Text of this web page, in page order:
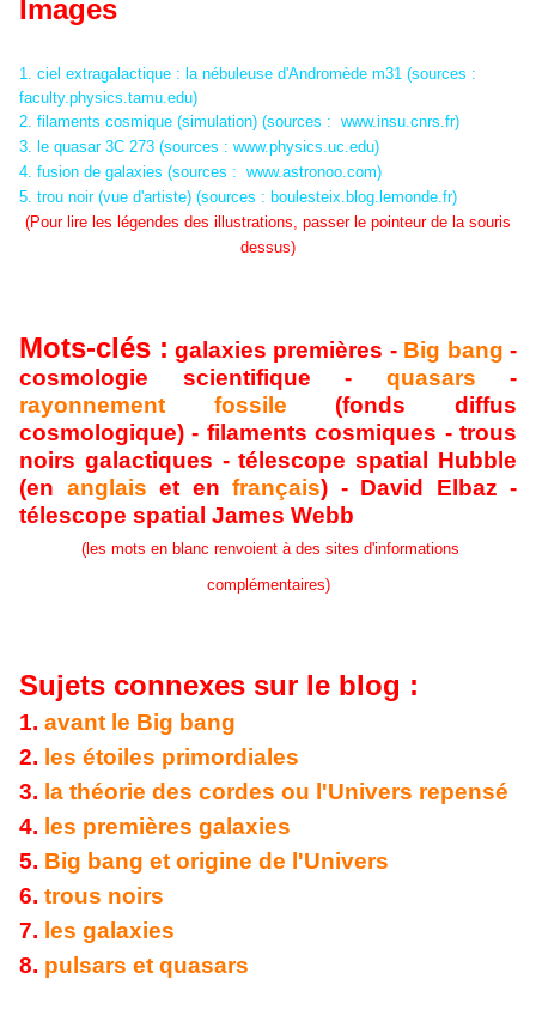
Images
1. ciel extragalactique : la nébuleuse d'Andromède m31 (sources :
faculty.physics.tamu.edu)
2. filaments cosmique (simulation) (sources : www.insu.cnrs.fr)
3. le quasar 3C 273 (sources : www.physics.uc.edu)
4. fusion de galaxies (sources : www.astronoo.com)
5. trou noir (vue d'artiste) (sources : boulesteix.blog.lemonde.fr)
(Pour lire les légendes des illustrations, passer le pointeur de la souris
dessus)
Mots-clés : galaxies premières - Big bang -
cosmologie scientifique - quasars -
rayonnement fossile (fonds diffus
cosmologique) - filaments cosmiques - trous
noirs galactiques - télescope spatial Hubble
(en anglais et en français) - David Elbaz -
télescope spatial James Webb
(les mots en blanc renvoient à des sites d'informations
complémentaires)
Sujets connexes sur le blog :
1. avant le Big bang
2. les étoiles primordiales
3. la théorie des cordes ou l'Univers repensé
4. les premières galaxies
5. Big bang et origine de l'Univers
6. trous noirs
7. les galaxies
8. pulsars et quasars